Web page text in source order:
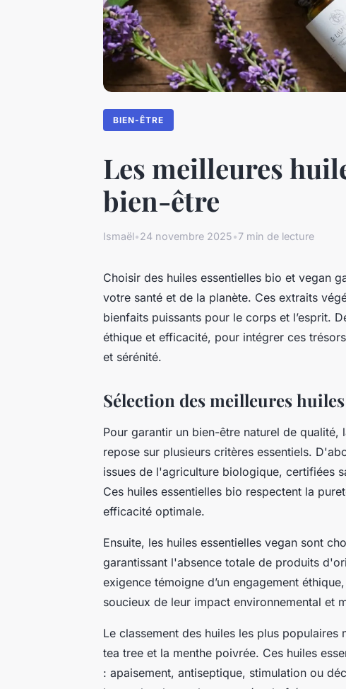
BIEN-ÊTRE
Les meilleures
bien-être
Ismaël•24 novembre 2025•7 min de lecture
Choisir des huiles essentielles bio et vegan
votre santé et de la planète. Ces extraits
bienfaits puissants pour le corps et l’esprit.
éthique et efficacité, pour intégrer ces
et sérénité.
Sélection des meilleures
Pour garantir un bien-être naturel de
repose sur plusieurs critères essentiels.
issues de l'agriculture biologique, certifiées
Ces huiles essentielles bio respectent la
efficacité optimale.
Ensuite, les huiles essentielles vegan sont
garantissant l'absence totale de produits
exigence témoigne d’un engagement
soucieux de leur impact environnemental et
Le classement des huiles les plus populaires
tea tree et la menthe poivrée. Ces huiles
: apaisement, antiseptique, stimulation ou